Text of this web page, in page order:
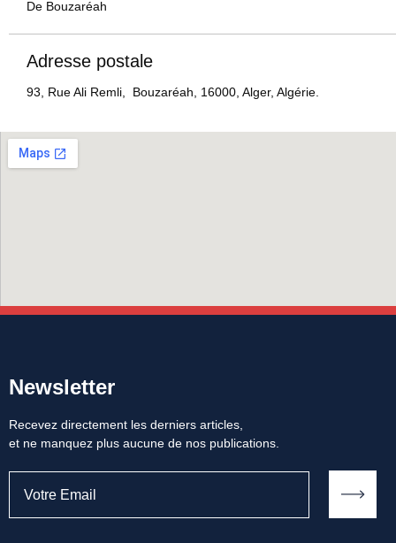
De Bouzaréah
Adresse postale
93, Rue Ali Remli, Bouzaréah, 16000, Alger, Algérie.
Newsletter
Recevez directement les derniers articles,
et ne manquez plus aucune de nos publications.